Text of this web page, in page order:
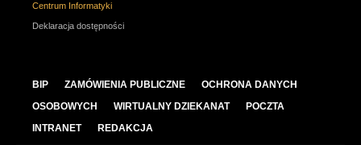
Centrum Informatyki
Deklaracja dostępności
BIP ZAMÓWIENIA PUBLICZNE
OCHRONA DANYCH
OSOBOWYCH
WIRTUALNY DZIEKANAT
POCZTA
INTRANET
REDAKCJA